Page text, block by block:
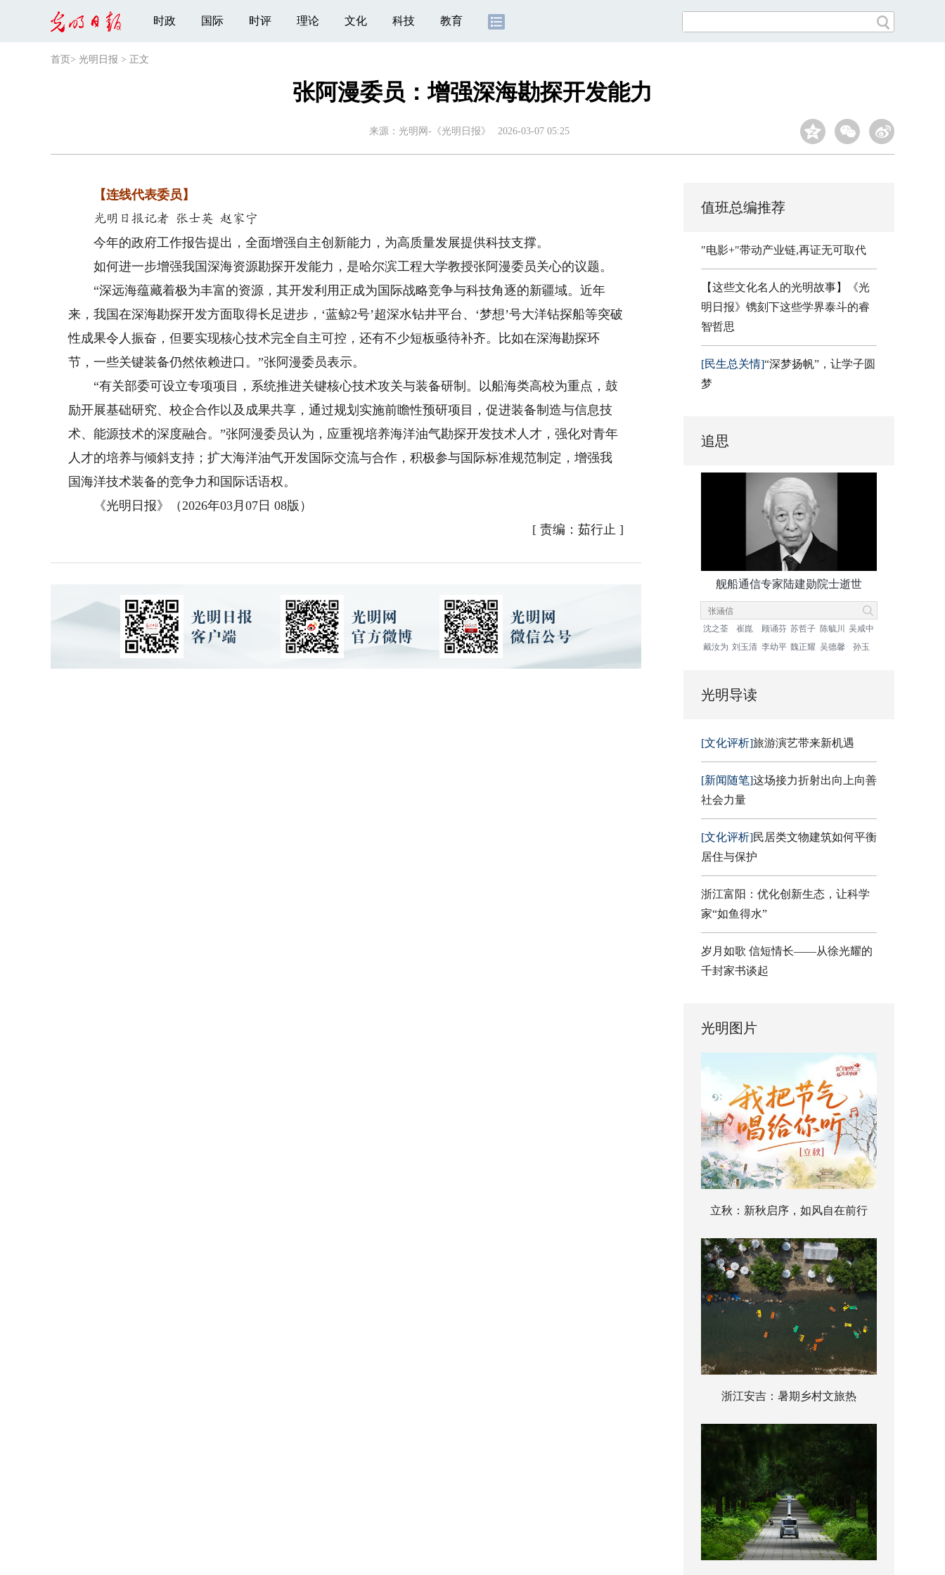
时政 国际 时评 理论 文化 科技 教育
首页 > 光明日报 > 正文
张阿漫委员：增强深海勘探开发能力
来源： 光明网-《光明日报》 2026-03-07 05:25
【连线代表委员】
光明日报记者 张士英 赵家宁
今年的政府工作报告提出，全面增强自主创新能力，为高质量发展提供科技支撑。
如何进一步增强我国深海资源勘探开发能力，是哈尔滨工程大学教授张阿漫委员关心的议题。
“深远海蕴藏着极为丰富的资源，其开发利用正成为国际战略竞争与科技角逐的新疆域。近年
来，我国在深海勘探开发方面取得长足进步，‘蓝鲸2号’超深水钻井平台、‘梦想’号大洋钻探船等突破
性成果令人振奋，但要实现核心技术完全自主可控，还有不少短板亟待补齐。比如在深海勘探环
节，一些关键装备仍然依赖进口。”张阿漫委员表示。
“有关部委可设立专项项目，系统推进关键核心技术攻关与装备研制。以船海类高校为重点，鼓
励开展基础研究、校企合作以及成果共享，通过规划实施前瞻性预研项目，促进装备制造与信息技
术、能源技术的深度融合。”张阿漫委员认为，应重视培养海洋油气勘探开发技术人才，强化对青年
人才的培养与倾斜支持；扩大海洋油气开发国际交流与合作，积极参与国际标准规范制定，增强我
国海洋技术装备的竞争力和国际话语权。
《光明日报》（2026年03月07日 08版）
[ 责编：茹行止 ]
值班总编推荐
"电影+"带动产业链,再证无可取代
【这些文化名人的光明故事】《光
明日报》镌刻下这些学界泰斗的睿
智哲思
[民生总关情]“深梦扬帆”，让学子圆
梦
追思
舰船通信专家陆建勋院士逝世
沈之荃 崔崑 顾诵芬 苏哲子 陈毓川
吴咸中
戴汝为 刘玉清 李幼平 魏正耀 吴德馨 孙玉
光明导读
[文化评析]旅游演艺带来新机遇
[新闻随笔]这场接力折射出向上向善
社会力量
[文化评析]民居类文物建筑如何平衡
居住与保护
浙江富阳：优化创新生态，让科学
家“如鱼得水”
岁月如歌 信短情长——从徐光耀的
千封家书谈起
光明图片
立秋：新秋启序，如风自在前行
浙江安吉：暑期乡村文旅热